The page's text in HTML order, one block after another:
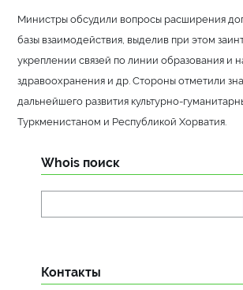
Министры обсудили вопросы расширения
базы взаимодействия, выделив при этом
укреплении связей по линии образования и
здравоохранения и др. Стороны отметили
дальнейшего развития культурно-
Туркменистаном и Республикой Хорватия.
Whois поиск
Контакты